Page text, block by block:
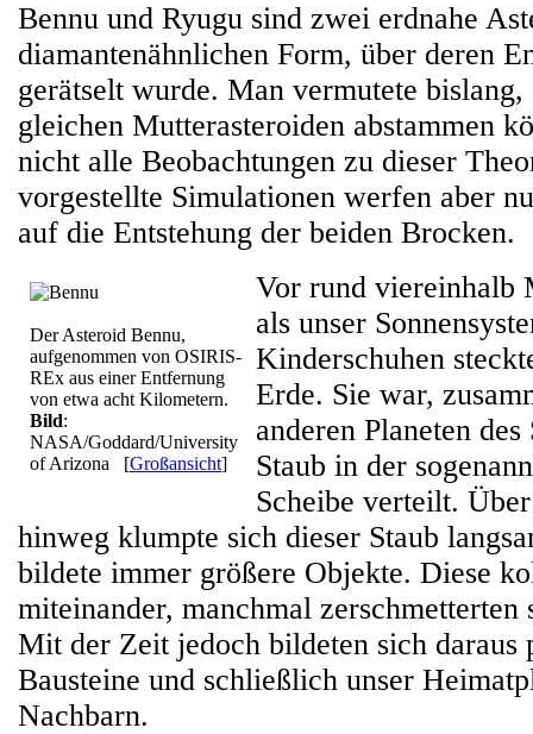
Bennu und Ryugu sind zwei erdnahe
diamantenähnlichen Form, über deren
gerätselt wurde. Man vermutete bislang,
gleichen Mutterasteroiden abstammen
nicht alle Beobachtungen zu dieser
vorgestellte Simulationen werfen aber
auf die Entstehung der beiden Brocken.
Der Asteroid Bennu,
aufgenommen von OSIRIS-
REx aus einer Entfernung
von etwa acht Kilometern.
Bild:
NASA/Goddard/University
of Arizona [Großansicht]
Vor rund viereinhalb
als unser
Kinderschuhen
Erde. Sie war,
anderen Planeten
Staub in der
Scheibe verteilt.
hinweg klumpte sich dieser Staub
bildete immer größere Objekte. Diese
miteinander, manchmal zerschmetterten
Mit der Zeit jedoch bildeten sich daraus
Bausteine und schließlich unser
Nachbarn.